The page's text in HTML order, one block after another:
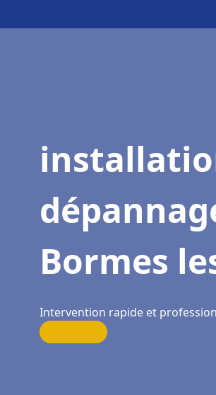
Bormes
Intervention rapide et